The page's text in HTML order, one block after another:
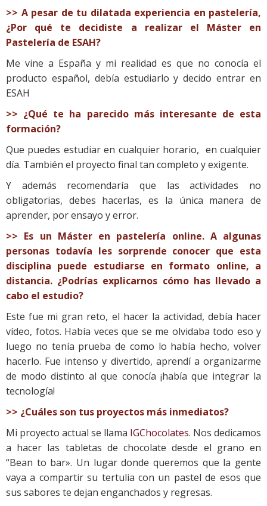
>> A pesar de tu dilatada experiencia en pastelería,
¿Por qué te decidiste a realizar el Máster en
Pastelería de ESAH?
Me vine a España y mi realidad es que no conocía el
producto español, debía estudiarlo y decido entrar en
ESAH
>> ¿Qué te ha parecido más interesante de esta
formación?
Que puedes estudiar en cualquier horario, en cualquier
día. También el proyecto final tan completo y exigente.
Y además recomendaría que las actividades no
obligatorias, debes hacerlas, es la única manera de
aprender, por ensayo y error.
>> Es un Máster en pastelería online. A algunas
personas todavía les sorprende conocer que esta
disciplina puede estudiarse en formato online, a
distancia. ¿Podrías explicarnos cómo has llevado a
cabo el estudio?
Este fue mi gran reto, el hacer la actividad, debía hacer
vídeo, fotos. Había veces que se me olvidaba todo eso y
luego no tenía prueba de como lo había hecho, volver
hacerlo. Fue intenso y divertido, aprendí a organizarme
de modo distinto al que conocía ¡había que integrar la
tecnología!
>> ¿Cuáles son tus proyectos más inmediatos?
Mi proyecto actual se llama IGChocolates. Nos dedicamos
a hacer las tabletas de chocolate desde el grano en
“Bean to bar». Un lugar donde queremos que la gente
vaya a compartir su tertulia con un pastel de esos que
sus sabores te dejan enganchados y regresas.